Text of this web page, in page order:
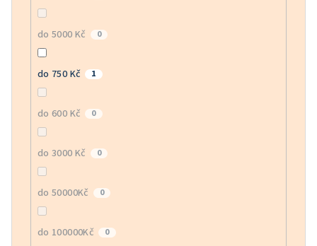
do 5000 Kč 0
do 750 Kč 1
do 600 Kč 0
do 3000 Kč 0
do 50000Kč 0
do 100000Kč 0